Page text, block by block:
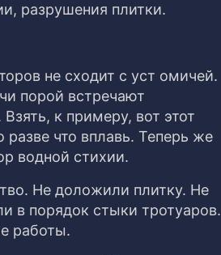
разрушения плитки.
не сходит с уст омичей.
порой встречают
к примеру, вот этот
что вплавь. Теперь же
водной стихии.
Не доложили плитку. Не
в порядок стыки тротуаров.
работы.